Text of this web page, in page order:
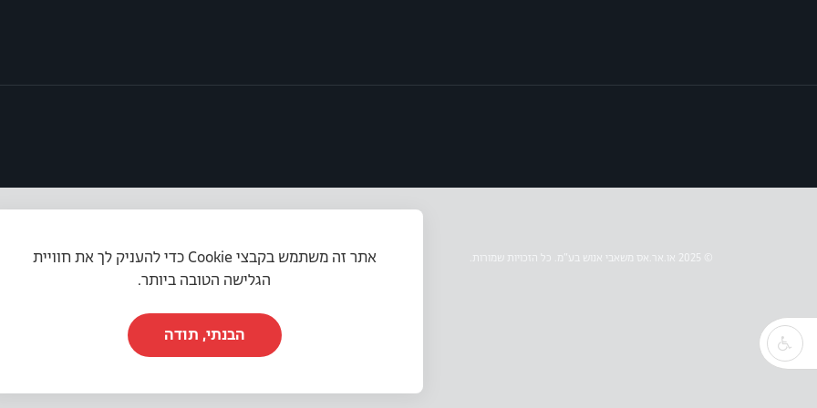
תקנון האתר | מדיניות פרטיות | הצהרת נגישות
אתר זה משתמש בקבצי Cookie כדי להעניק לך את חוויית
הגלישה הטובה ביותר.
הבנתי, תודה